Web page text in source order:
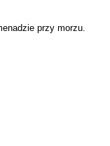
przy morzu.